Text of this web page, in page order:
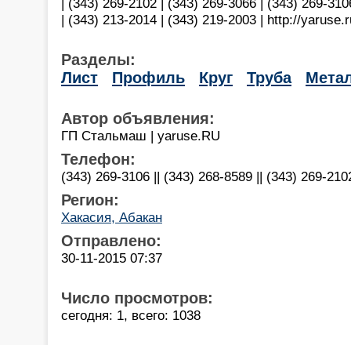
| (343) 213-2014 | (343) 219-2003 | http://
Разделы:
Лист
Профиль Круг Труба
Автор объявления:
ГП Стальмаш | yaruse.RU
Телефон:
(343) 269-3106 || (343) 268-8589 || (343) 269-
Регион:
Хакасия, Абакан
Отправлено:
30-11-2015 07:37
Число просмотров:
сегодня: 1, всего: 1038